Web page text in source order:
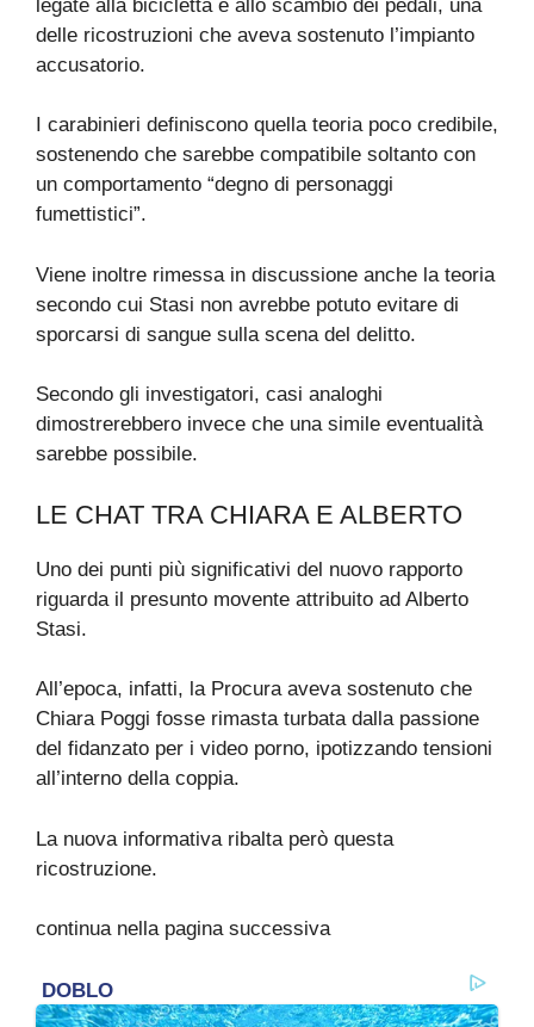
legate alla bicicletta e allo scambio dei pedali, una
delle ricostruzioni che aveva sostenuto l’impianto
accusatorio.
I carabinieri definiscono quella teoria poco credibile,
sostenendo che sarebbe compatibile soltanto con
un comportamento “degno di personaggi
fumettistici”.
Viene inoltre rimessa in discussione anche la teoria
secondo cui Stasi non avrebbe potuto evitare di
sporcarsi di sangue sulla scena del delitto.
Secondo gli investigatori, casi analoghi
dimostrerebbero invece che una simile eventualità
sarebbe possibile.
LE CHAT TRA CHIARA E ALBERTO
Uno dei punti più significativi del nuovo rapporto
riguarda il presunto movente attribuito ad Alberto
Stasi.
All’epoca, infatti, la Procura aveva sostenuto che
Chiara Poggi fosse rimasta turbata dalla passione
del fidanzato per i video porno, ipotizzando tensioni
all’interno della coppia.
La nuova informativa ribalta però questa
ricostruzione.
continua nella pagina successiva